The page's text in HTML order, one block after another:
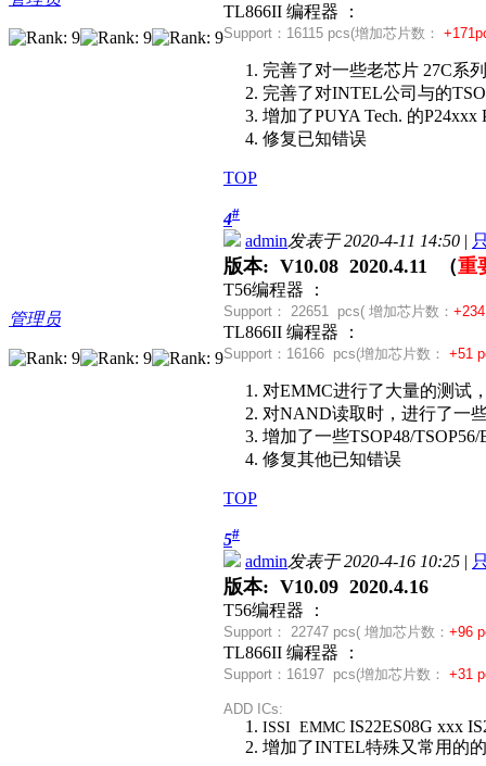
TL866II 编程器 ：
Support： 16115 pcs(增加芯片数：
1. 完善了对一些老芯片 27C系
2. 完善了对INTEL公司与的
3. 增加了PUYA Tech. 的P24xxx
4. 修复已知错误
TOP
管理员
4#
admin发表于 2020-4-11 14:50 |
版本: V10.08 2020.4.11 （重
T56编程器 ：
Support： 22651 pcs( 增加芯片数：
TL866II 编程器 ：
Support： 16166 pcs(增加芯片数： +51
1. 对EMMC进行了大量的测试
2. 对NAND读取时，进行了一
3. 增加了一些TSOP48/
4. 修复其他已知错误
TOP
5#
admin发表于 2020-4-16 10:25 |
版本: V10.09 2020.4.16
T56编程器 ：
Support： 22747 pcs( 增加芯片数： +96
TL866II 编程器 ：
Support： 16197 pcs(增加芯片数： +31
ADD ICs:
1. ISSI EMMC IS22ES08G xxx
2. 增加了INTEL特殊又常用的的